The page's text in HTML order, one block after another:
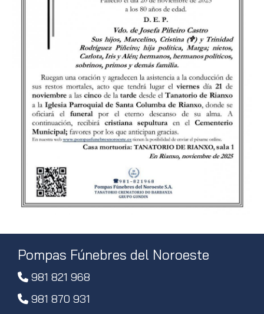
Pompas Fúnebres del Noroeste
981 821 968
981 870 931